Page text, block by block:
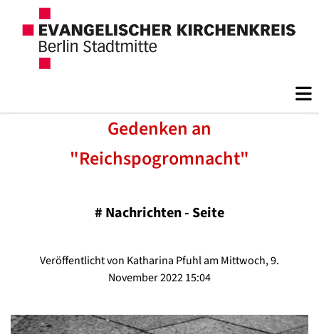
Gedenken an
"Reichspogromnacht"
# Nachrichten - Seite
Veröffentlicht von Katharina Pfuhl am Mittwoch, 9.
November 2022 15:04